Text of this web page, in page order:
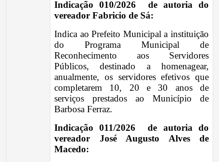
Indicação 010/2026 de autoria do
vereador Fabricio de Sá:
Indica ao Prefeito Municipal a instituição
do Programa Municipal de
Reconhecimento aos Servidores
Públicos, destinado a homenagear,
anualmente, os servidores efetivos que
completarem 10, 20 e 30 anos de
serviços prestados ao Município de
Barbosa Ferraz.
Indicação 011/2026 de autoria do
vereador José Augusto Alves de
Macedo: